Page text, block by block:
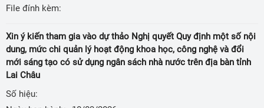
File đính kèm:
Xin ý kiến tham gia vào dự thảo Nghị quyết Quy định một số nội
dung, mức chi quản lý hoạt động khoa học, công nghệ và đổi
mới sáng tạo có sử dụng ngân sách nhà nước trên địa bàn tỉnh
Lai Châu
Số hiệu: